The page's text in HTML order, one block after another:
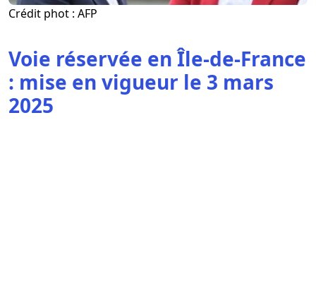
Crédit phot : AFP
Voie réservée en Île-de-France
: mise en vigueur le 3 mars
2025